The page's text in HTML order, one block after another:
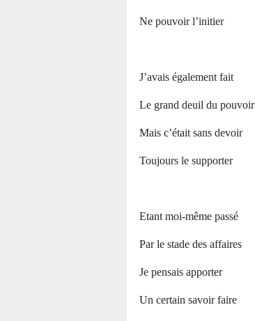
Ne pouvoir l’initier
J’avais également fait
Le grand deuil du pouvoir
Mais c’était sans devoir
Toujours le supporter
Etant moi-même passé
Par le stade des affaires
Je pensais apporter
Un certain savoir faire